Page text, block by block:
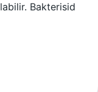
Bakterisid